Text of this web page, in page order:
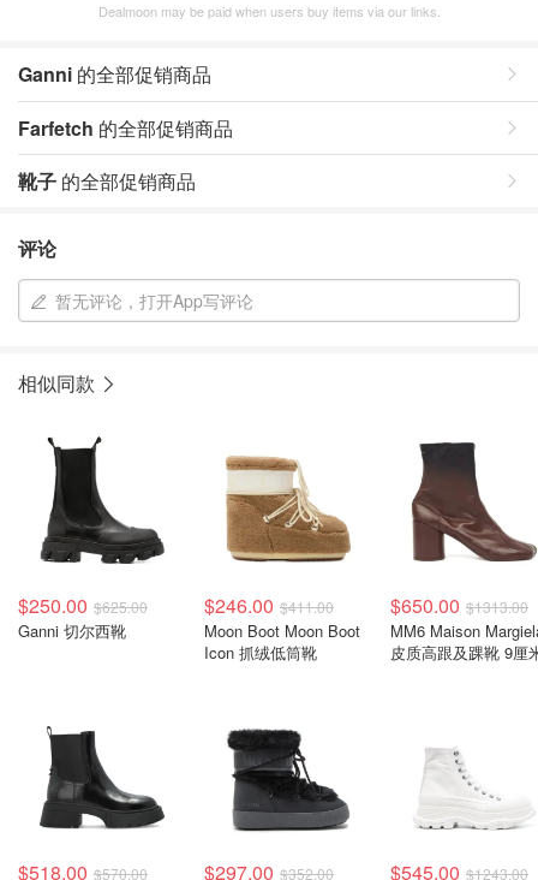
Dealmoon may be paid when users buy items via our links.
Ganni 的全部促销商品
Farfetch 的全部促销商品
靴子 的全部促销商品
评论
暂无评论，打开App写评论
相似同款
$250.00 $625.00
Ganni 切尔西靴
$246.00 $411.00
Moon Boot Moon Boot
Icon 抓绒低筒靴
$650.00 $1313.00
MM6 Maison
皮质高跟及踝靴 9厘
$518.00 $570.00 $297.00 $352.00 $545.00 $1243.00